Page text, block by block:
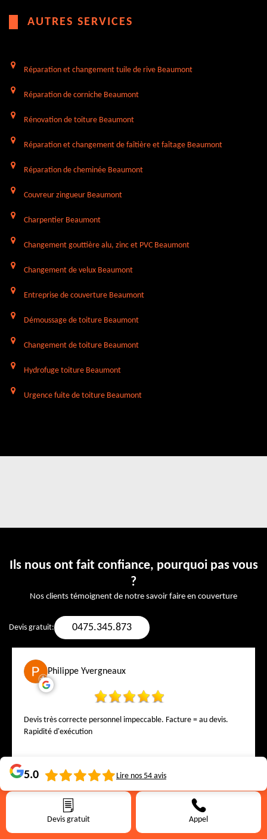
Devis gratuit Appel
AUTRES SERVICES
Réparation et changement tuile de rive Beaumont
Réparation de corniche Beaumont
Rénovation de toiture Beaumont
Réparation et changement de faîtière et faîtage Beaumont
Réparation de cheminée Beaumont
Couvreur zingueur Beaumont
Charpentier Beaumont
Changement gouttière alu, zinc et PVC Beaumont
Changement de velux Beaumont
Entreprise de couverture Beaumont
Démoussage de toiture Beaumont
Changement de toiture Beaumont
Hydrofuge toiture Beaumont
Urgence fuite de toiture Beaumont
Ils nous ont fait confiance, pourquoi pas vous
?
Nos clients témoignent de notre savoir faire en couverture
Devis gratuit: 0475.345.873
Philippe Yvergneaux
Devis très correcte personnel impeccable. Facture = au devis.
Rapidité d'exécution
5.0 Lire nos 54 avis